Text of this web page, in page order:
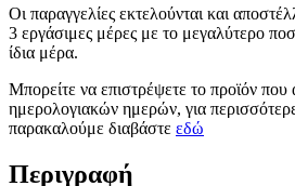
Οι παραγγελίες εκτελούνται και
3 εργάσιμες μέρες με το μεγαλύτερο
ίδια μέρα.
Μπορείτε να επιστρέψετε το προϊόν που
ημερολογιακών ημερών, για
παρακαλούμε διαβάστε εδώ
Περιγραφή